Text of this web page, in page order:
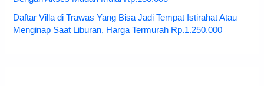
Daftar Villa di Trawas Yang Bisa Jadi Tempat Istirahat Atau
Menginap Saat Liburan, Harga Termurah Rp.1.250.000